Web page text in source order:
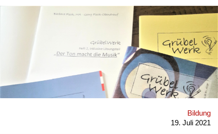
anderen Generationen. *… Wer reicht ein?* Fleck & Fleck-
Obendrauf GrübelWerkstatt GesbR *… An wen richtet sich
Ihre Initiative?* An Menschen ab 60 plus. *… Was möchten
Sie bewirken?* Dass Menschen ab 60 plus mit Übungen zum
Nachdenken, Mitmachen und Lösen die Gedächtnisleistung
und ihre Alltagskompetenz stärken und in Bewegung bleiben.
Es geht darum, das Gehirn durch verschiedene Impulse und
Spaß an der Sache lebendig zu halten, sich persönlich mit
Inhalten auseinanderzusetzen, längst verstaubtes Wissen ans
Tageslicht zu bringen, mutig für den Alltag zu sein und
beschreiten Sie?* „GrübelWerk“ - Trainingsheft Übungen zum
Nachdenken, Mitmachen und Lösen. Eine Alternative zu den
Bildung
19. Juli 2021